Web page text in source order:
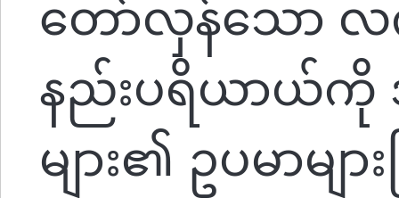
တော်လှန်သော
နည်းပရိယာယ်ကို
များ၏ ဥပမာမျ